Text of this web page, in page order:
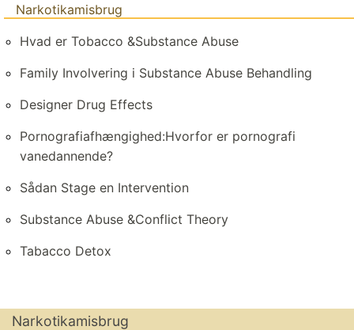
Narkotikamisbrug
Hvad er Tobacco &Substance Abuse
Family Involvering i Substance Abuse Behandling
Designer Drug Effects
Pornografiafhængighed:Hvorfor er pornografi
vanedannende?
Sådan Stage en Intervention
Substance Abuse &Conflict Theory
Tabacco Detox
Narkotikamisbrug